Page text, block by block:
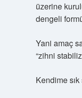
üzerine
dengeli
Yani amaç
“zihni
Kendime